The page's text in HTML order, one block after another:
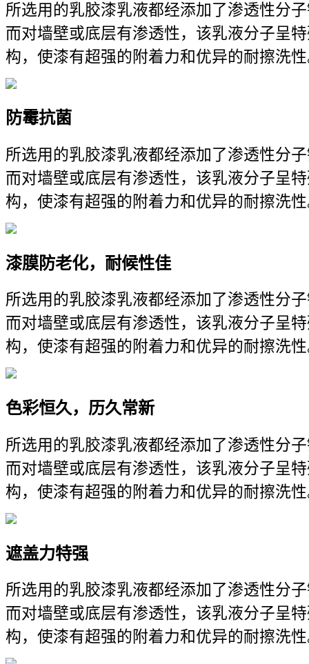
所选用的乳胶漆乳液都经添加了渗透性分
而对墙壁或底层有渗透性，该乳液分子呈
构，使漆有超强的附着力和优异的耐擦洗
防霉抗菌
所选用的乳胶漆乳液都经添加了渗透性分
而对墙壁或底层有渗透性，该乳液分子呈
构，使漆有超强的附着力和优异的耐擦洗
漆膜防老化，耐候性佳
所选用的乳胶漆乳液都经添加了渗透性分
而对墙壁或底层有渗透性，该乳液分子呈
构，使漆有超强的附着力和优异的耐擦洗
色彩恒久，历久常新
所选用的乳胶漆乳液都经添加了渗透性分
而对墙壁或底层有渗透性，该乳液分子呈
构，使漆有超强的附着力和优异的耐擦洗
遮盖力特强
所选用的乳胶漆乳液都经添加了渗透性分
而对墙壁或底层有渗透性，该乳液分子呈
构，使漆有超强的附着力和优异的耐擦洗